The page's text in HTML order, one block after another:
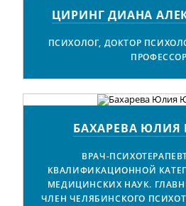
ЦИРИНГ ДИАНА
ПСИХОЛОГ, ДОКТОР
ПРОФЕССОР
БАХАРЕВА ЮЛИЯ
ВРАЧ-
КВАЛИФИКАЦИОННОЙ
МЕДИЦИНСКИХ НАУК.
ЧЛЕН ЧЕЛЯБИНСКОГО